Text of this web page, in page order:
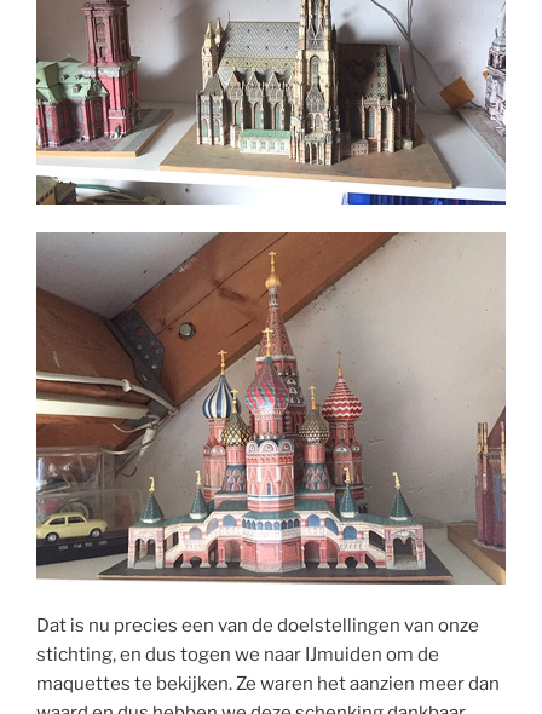
Dat is nu precies een van de doelstellingen van onze
stichting, en dus togen we naar IJmuiden om de
maquettes te bekijken. Ze waren het aanzien meer dan